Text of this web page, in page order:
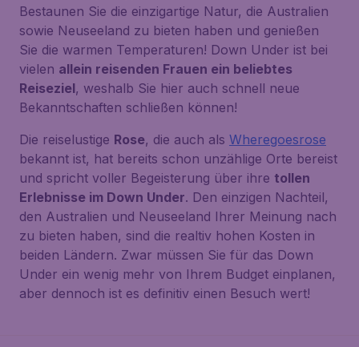
Bestaunen Sie die einzigartige Natur, die Australien
sowie Neuseeland zu bieten haben und genießen
Sie die warmen Temperaturen! Down Under ist bei
vielen allein reisenden Frauen ein beliebtes
Reiseziel, weshalb Sie hier auch schnell neue
Bekanntschaften schließen können!
Die reiselustige Rose, die auch als Wheregoesrose
bekannt ist, hat bereits schon unzählige Orte bereist
und spricht voller Begeisterung über ihre tollen
Erlebnisse im Down Under. Den einzigen Nachteil,
den Australien und Neuseeland Ihrer Meinung nach
zu bieten haben, sind die realtiv hohen Kosten in
beiden Ländern. Zwar müssen Sie für das Down
Under ein wenig mehr von Ihrem Budget einplanen,
aber dennoch ist es definitiv einen Besuch wert!